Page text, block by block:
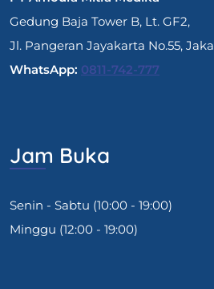
Gedung Baja Tower B, Lt. GF2,
Jl. Pangeran Jayakarta No.55,
WhatsApp: 0811-742-777
Jam Buka
Senin - Sabtu (10:00 - 19:00)
Minggu (12:00 - 19:00)